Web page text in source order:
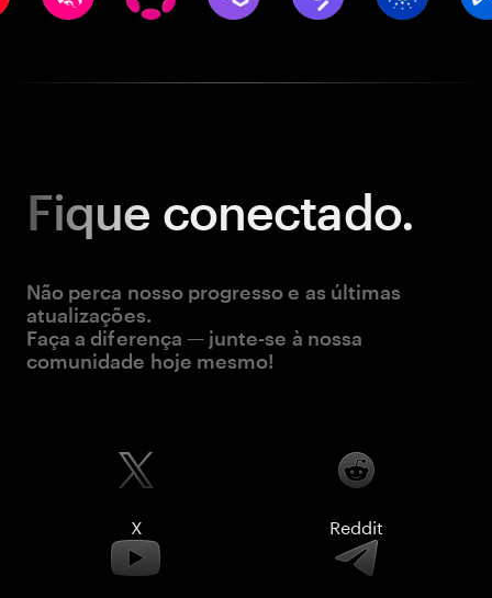
Fique conectado.
Não perca nosso progresso e as últimas
atualizações.
Faça a diferença — junte-se à nossa
comunidade hoje mesmo!
X Reddit